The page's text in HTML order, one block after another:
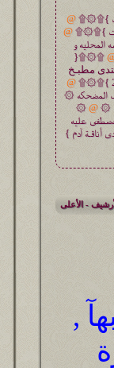
}۩۞۩ @
}۩۞۩ @
و
۩۞۩{
مطبـخ
@
المضحكه ۞
۞ @۞
عليه
آدم }
-الأعلى
,